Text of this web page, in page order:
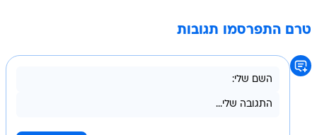
טרם התפרסמו תגובות